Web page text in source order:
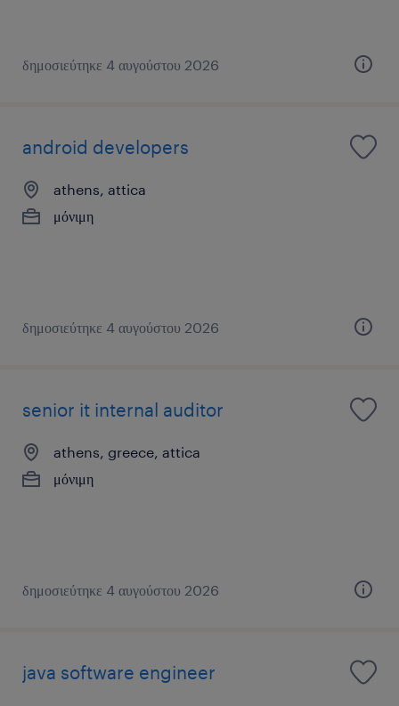
δημοσιεύτηκε 4 αυγούστου 2026
android developers
athens, attica
μόνιμη
δημοσιεύτηκε 4 αυγούστου 2026
senior it internal auditor
athens, greece, attica
μόνιμη
δημοσιεύτηκε 4 αυγούστου 2026
java software engineer